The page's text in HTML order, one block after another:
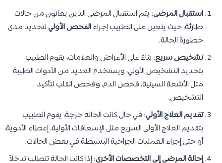
استقبال المرضى: يتم استقبال المرضى الذين يعانون من حالات
طارئة، حيث يتعين على الطبيب إجراءالفحص الأوليلتحديد مدى
خطورة الحالة.
تشخيص سريع: بناءً على الأعراض والعلامات، يقوم الطبيب
بتحديد التشخيص الأولي، ويستخدم العديد من الأدوات الطبية
مثل الأشعة السينية، فحص الدم، وفحص القلب لتأكيد
التشخيص.
تقديم العلاج الأولي: في حال كانت الحالة حرجة، يقوم الطبيب
بتقديم العلاج الأولي السريع مثل الإسعافات الأولية، إعطاء الأدوية،
أو حتى إجراء العمليات الجراحية البسيطة في بعض الحالات.
إحالة المرضى إلى التخصصات الأخرى: إذا كانت الحالة تتطلب تدخلاً